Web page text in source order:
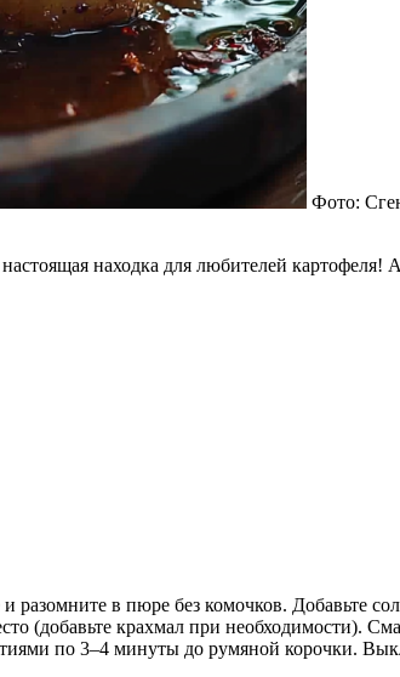
Фото:
находка для любителей
в пюре без комочков. Добавьте
(добавьте крахмал при необходимости).
по 3–4 минуты до румяной корочки.